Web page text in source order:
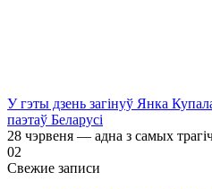
У гэты дзень загінуў Янка
паэтаў Беларусі
28 чэрвеня — адна з самых
02
Свежие записи